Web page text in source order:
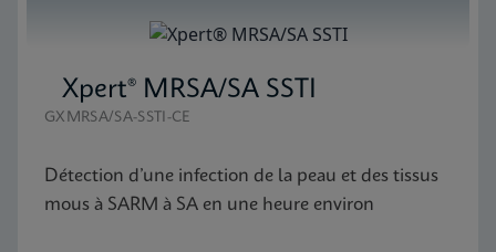
Xpert® MRSA/SA SSTI
GXMRSA/SA-SSTI-CE
Détection d’une infection de la peau et des tissus
mous à SARM à SA en une heure environ